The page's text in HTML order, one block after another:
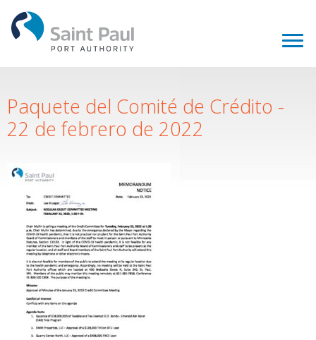
Paquete del Comité de Crédito -
22 de febrero de 2022